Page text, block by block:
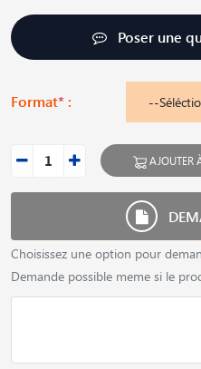
Poser une
Format* :
AJOUTER
Choisissez une option pour
Demande possible meme si le